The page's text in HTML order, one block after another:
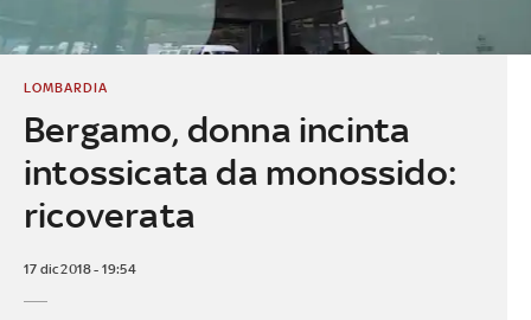
Bergamo, donna incinta
intossicata da monossido:
ricoverata
LOMBARDIA
17 dic 2018 - 19:54